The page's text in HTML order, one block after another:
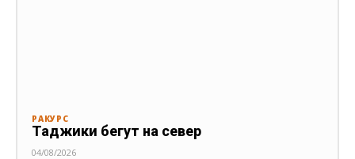
РАКУРС
Таджики бегут на север
04/08/2026